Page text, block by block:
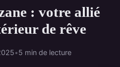
: votre allié
de rêve
•5 min de lecture